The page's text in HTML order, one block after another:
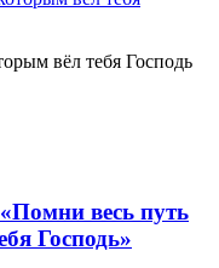
вёл тебя Господь
весь путь
Господь»